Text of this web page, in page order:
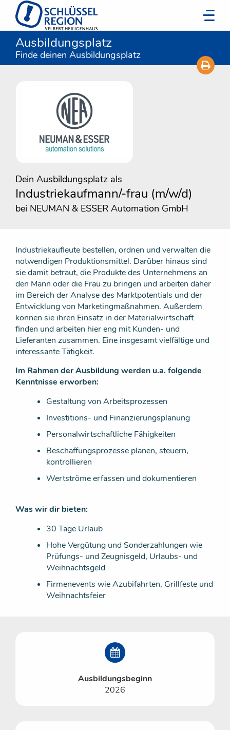
Ausbildungsplatz
Finde deinen Ausbildungsplatz
Dein Ausbildungsplatz als
Industriekaufmann/-frau (m/w/d)
bei NEUMAN & ESSER Automation GmbH
Industriekaufleute bestellen, ordnen und verwalten die
notwendigen Produktionsmittel. Darüber hinaus sind
sie damit betraut, die Produkte des Unternehmens an
den Mann oder die Frau zu bringen und arbeiten daher
im Bereich der Analyse des Marktpotentials und der
Entwicklung von Marketingmaßnahmen. Außerdem
können sie ihren Einsatz in der Materialwirtschaft
finden und arbeiten hier eng mit Kunden- und
Lieferanten zusammen. Eine insgesamt vielfältige und
interessante Tätigkeit.
Im Rahmen der Ausbildung werden u.a. folgende
Kenntnisse erworben:
Gestaltung von Arbeitsprozessen
Investitions- und Finanzierungsplanung
Personalwirtschaftliche Fähigkeiten
Beschaffungsprozesse planen, steuern,
kontrollieren
Wertströme erfassen und dokumentieren
Was wir dir bieten:
30 Tage Urlaub
Hohe Vergütung und Sonderzahlungen wie
Prüfungs- und Zeugnisgeld, Urlaubs- und
Weihnachtsgeld
Firmenevents wie Azubifahrten, Grillfeste und
Weihnachtsfeier
Ausbildungsbeginn
2026